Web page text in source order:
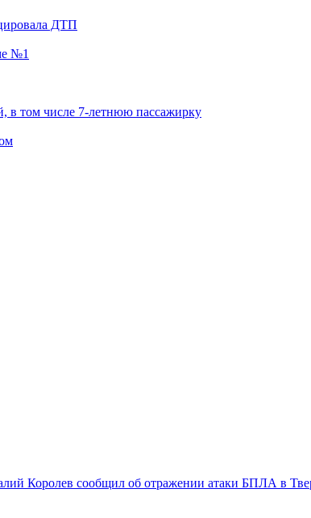
ДТП
№1
в том числе 7-летнюю пассажирку
Королев сообщил об отражении атаки БПЛА в